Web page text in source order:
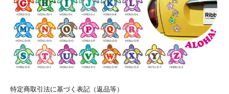
特定商取引法に基づく表記（返品等）